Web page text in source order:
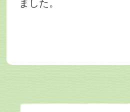
ました。